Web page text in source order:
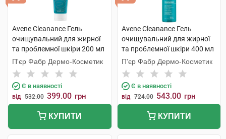
Avene Cleanance Гель
очищувальний для жирної
та проблемної шкіри 200 мл
1 флакон
П'єр Фабр Дермо-Косметик
Є в наявності
від 532.00 399.00 грн
КУПИТИ
Avene Cleanance Гель
очищувальний для жирної
та проблемної шкіри 400 мл
1 флакон
П'єр Фабр Дермо-Косметик
Є в наявності
від 724.00 543.00 грн
КУПИТИ